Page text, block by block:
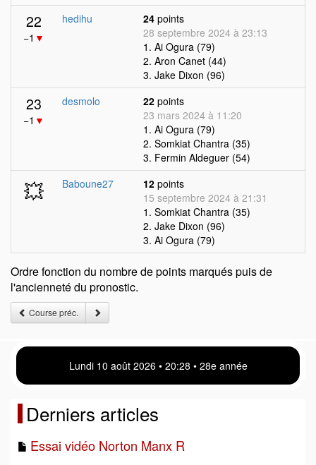
22
−1 ▼
hedihu 24 points
28 septembre 2024 à 23:13
1. Ai Ogura (79)
2. Aron Canet (44)
3. Jake Dixon (96)
23
−1 ▼
desmolo 22 points
23 mars 2024 à 11:20
1. Ai Ogura (79)
2. Somkiat Chantra (35)
3. Fermin Aldeguer (54)
💥 Baboune27 12 points
15 septembre 2024 à 21:31
1. Somkiat Chantra (35)
2. Jake Dixon (96)
3. Ai Ogura (79)
Ordre fonction du nombre de points marqués puis de
l'ancienneté du pronostic.
Course préc.
Lundi 10 août 2026 • 20 28 • 28e année
Derniers articles
Essai vidéo Norton Manx R